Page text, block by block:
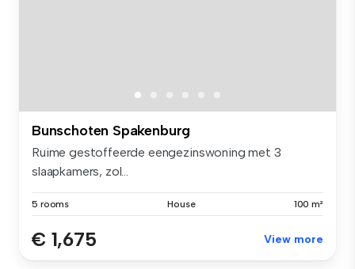
Bunschoten Spakenburg
Ruime gestoffeerde eengezinswoning met 3
slaapkamers, zol...
5 rooms House 100 m²
€ 1,675 View more